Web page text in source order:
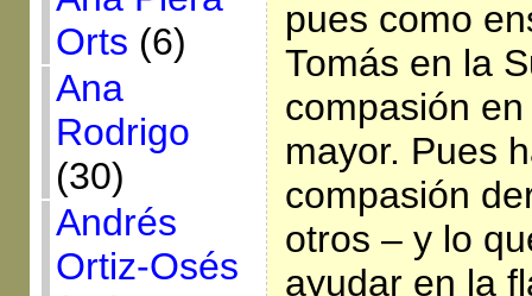
Orts (6)
Ana
Rodrigo
(30)
Andrés
Ortiz-Osés
pues como
Tomás en la
compasión
mayor. Pues
compasión
otros – y lo
ayudar en la